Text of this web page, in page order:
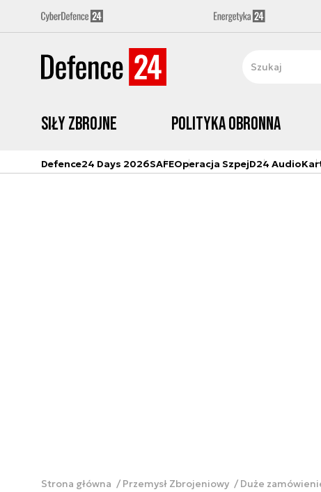
Siły zbrojne Polityka obronna
Defence24 Days 2026SAFEOperacja SzpejD24 Audio
Strona główna Przemysł Zbrojeniowy Duże